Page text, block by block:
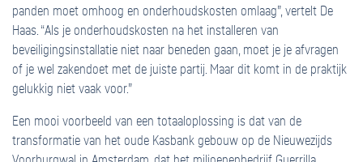
panden moet omhoog en onderhoudskosten omlaag”, vertelt De
Haas. “Als je onderhoudskosten na het installeren van
beveiligingsinstallatie niet naar beneden gaan, moet je je afvragen
of je wel zakendoet met de juiste partij. Maar dit komt in de praktijk
gelukkig niet vaak voor.”
Een mooi voorbeeld van een totaaloplossing is dat van de
transformatie van het oude Kasbank gebouw op de Nieuwezijds